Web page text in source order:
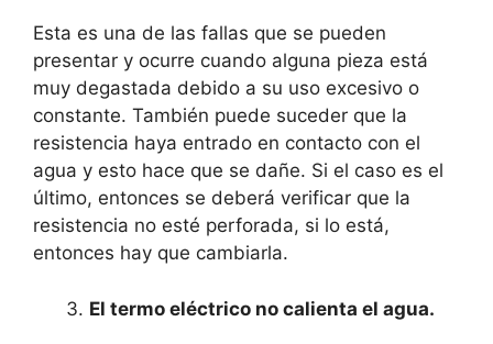
Esta es una de las fallas que se pueden
presentar y ocurre cuando alguna pieza está
muy degastada debido a su uso excesivo o
constante. También puede suceder que la
resistencia haya entrado en contacto con el
agua y esto hace que se dañe. Si el caso es el
último, entonces se deberá verificar que la
resistencia no esté perforada, si lo está,
entonces hay que cambiarla.
El termo eléctrico no calienta el agua.